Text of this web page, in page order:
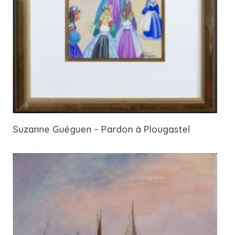
Suzanne Guéguen – Pardon à Plougastel